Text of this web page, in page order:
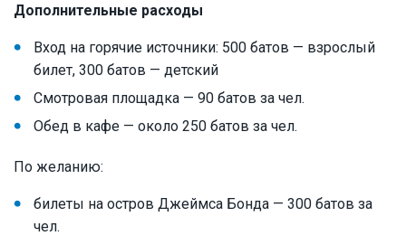
Дополнительные расходы
Вход на горячие источники: 500 батов — взрослый
билет, 300 батов — детский
Смотровая площадка — 90 батов за чел.
Обед в кафе — около 250 батов за чел.
По желанию:
билеты на остров Джеймса Бонда — 300 батов за
чел.